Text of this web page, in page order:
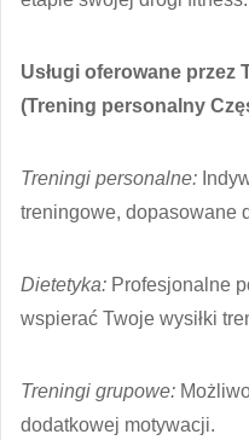
Usługi oferowane przez
(Trening personalny
Treningi personalne:
treningowe, dopasowane
Dietetyka: Profesjonalne
wspierać Twoje wysiłki
Treningi grupowe:
dodatkowej motywacji.